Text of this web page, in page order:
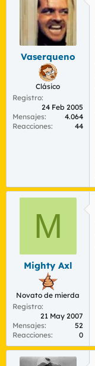
Vaserqueno
Clásico
Registro
24 Feb 2005
Mensajes
4.064
Reacciones
44
M
Mighty Axl
Novato de mierda
Registro
21 May 2007
Mensajes
52
Reacciones
0